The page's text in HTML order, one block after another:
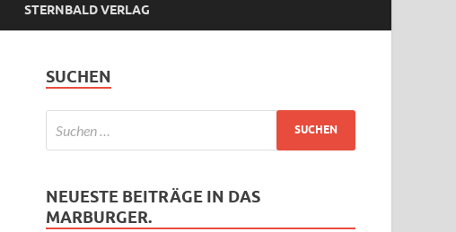
STERNBALD VERLAG
SUCHEN
NEUESTE BEITRÄGE IN DAS
MARBURGER.